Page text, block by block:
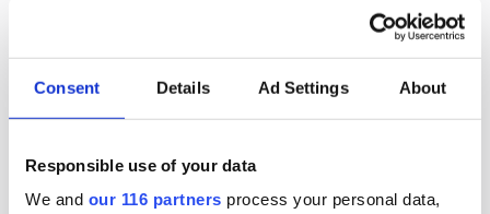
Consent Details Ad Settings About
Responsible use of your data
We and our 116 partners process your personal data,
förvärven Wikberg & Frisk och Hoc och ökade
Affärer
2026-08-05, 15:18
S, M och SD fortsatt